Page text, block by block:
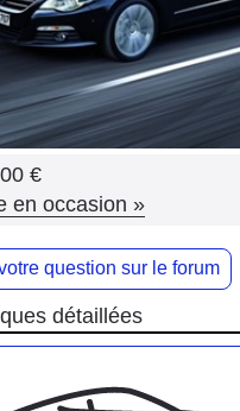
€
en occasion »
question sur le forum
détaillées